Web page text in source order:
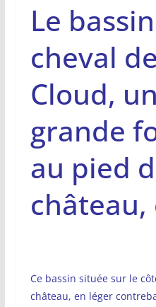
Le
cheval
Cloud,
grande
au pied
château,
Ce bassin située sur le
château, en léger